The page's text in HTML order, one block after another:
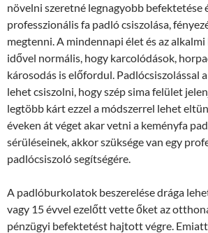
növelni szeretné legnagyobb befektetése
professzionális fa padló csiszolása,
megtenni. A mindennapi élet és az
idővel normális, hogy karcolódások,
károsodás is előfordul. Padlócsiszolással
lehet csiszolni, hogy szép sima felület
legtöbb kárt ezzel a módszerrel lehet
éveken át véget akar vetni a keményfa
sérüléseinek, akkor szüksége van egy
padlócsiszoló segítségére.
A padlóburkolatok beszerelése drága
vagy 15 évvel ezelőtt vette őket az
pénzügyi befektetést hajtott végre.